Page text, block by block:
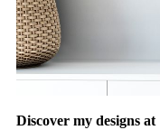
Discover my designs